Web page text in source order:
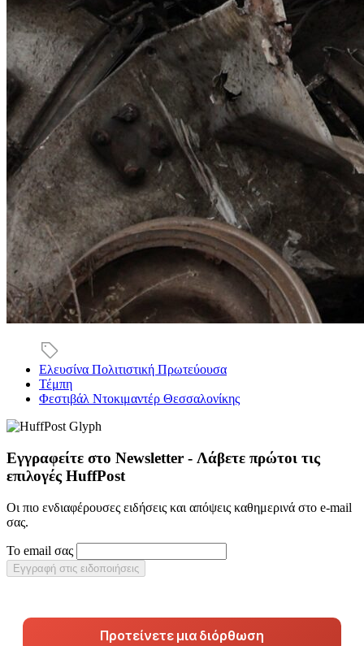
Ελευσίνα Πολιτιστική Πρωτεύουσα
Τέμπη
Φεστιβάλ Ντοκιμαντέρ Θεσσαλονίκης
Εγγραφείτε στο Newsletter - Λάβετε πρώτοι τις
επιλογές HuffPost
Οι πιο ενδιαφέρουσες ειδήσεις και απόψεις καθημερινά στο e-mail
σας.
Το email σας
Εγγραφή στις ειδοποιήσεις
Προτείνετε μια διόρθωση